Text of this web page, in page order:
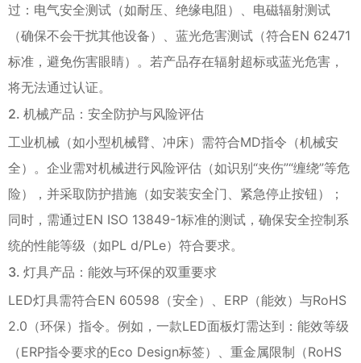
过：电气安全测试（如耐压、绝缘电阻）、电磁辐射测试
（确保不会干扰其他设备）、蓝光危害测试（符合EN 62471
标准，避免伤害眼睛）。若产品存在辐射超标或蓝光危害，
将无法通过认证。
2. 机械产品：安全防护与风险评估
工业机械（如小型机械臂、冲床）需符合MD指令（机械安
全）。企业需对机械进行风险评估（如识别“夹伤”“缠绕”等危
险），并采取防护措施（如安装安全门、紧急停止按钮）；
同时，需通过EN ISO 13849-1标准的测试，确保安全控制系
统的性能等级（如PL d/PLe）符合要求。
3. 灯具产品：能效与环保的双重要求
LED灯具需符合EN 60598（安全）、ERP（能效）与RoHS
2.0（环保）指令。例如，一款LED面板灯需达到：能效等级
（ERP指令要求的Eco Design标签）、重金属限制（RoHS